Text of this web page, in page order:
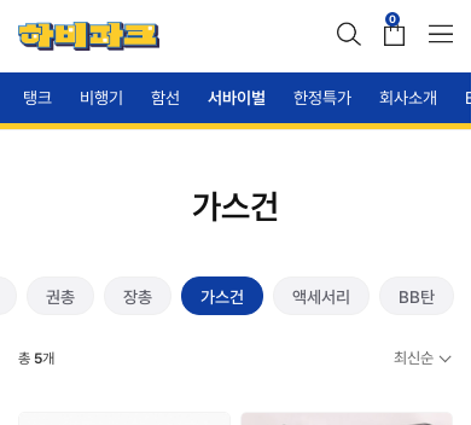
0
탱크 비행기 함선 서바이벌 한정특가 회사소개
가스건
권총 장총 가스건 액세서리 BB탄
총 5개 최신순